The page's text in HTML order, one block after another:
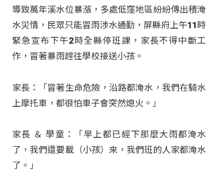
導致萬年溪水位暴漲，多處低窪地區紛紛傳出積淹
水災情，民眾只能冒雨涉水通勤，屏縣府上午11時
緊急宣布下午2時全縣停班課，家長不得中斷工
作，冒著暴雨趕往學校接送小孩。
家長：「冒著生命危險，沿路都淹水，我們在騎水
上摩托車，都很怕車子會突然熄火 。」
家長 ＆ 學童：「早上都已經下那麼大雨都淹水
了，我們還要載（小孩）來，我們班的人家都淹水
了 。」